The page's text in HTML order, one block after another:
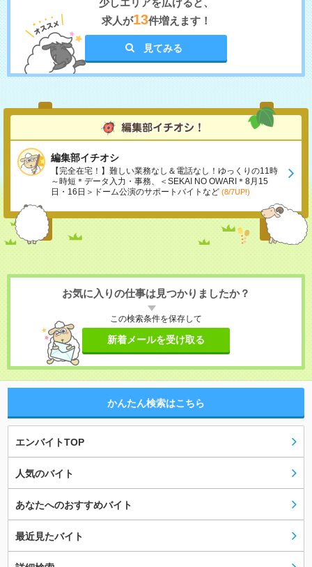
少しエリアを広げると、
求人が13件増えます！
見てみる
編集部イチオシ
【完全在宅！】難しい業務なし＆電話なし！ゆっくりの11時
～時短＊データ入力・事務、＜SEKAI NO OWARI＊8月15
日・16日＞ドーム公演のサポートバイトなど (8/7UP!)
お気に入りの仕事は見つかりましたか？
この検索条件を保存して
新着メールを受け取る
かんたん検索はこちら
エンバイトTOP
人気のバイト
あなたへのおすすめバイト
最近見たバイト